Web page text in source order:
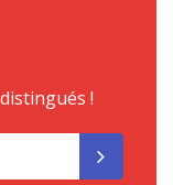
!